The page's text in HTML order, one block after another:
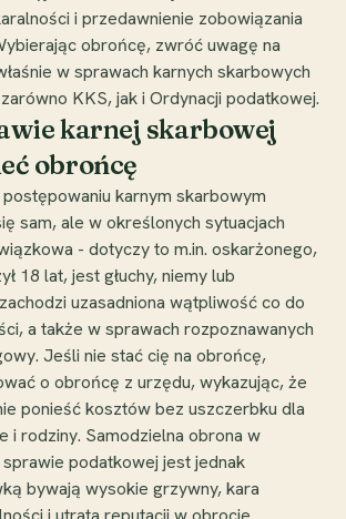
i przedawnienie zobowiązania
obrońcę, zwróć uwagę na
w sprawach karnych skarbowych
KKS, jak i Ordynacji podatkowej.
karnej skarbowej
obrońcę
karnym skarbowym
sam, ale w określonych sytuacjach
- dotyczy to m.in. oskarżonego,
18 lat, jest głuchy, niemy lub
uzasadniona wątpliwość co do
a także w sprawach rozpoznawanych
Jeśli nie stać cię na obrońcę,
o obrońcę z urzędu, wykazując, że
ponieść kosztów bez uszczerbku dla
i rodziny. Samodzielna obrona w
podatkowej jest jednak
bywają wysokie grzywny, kara